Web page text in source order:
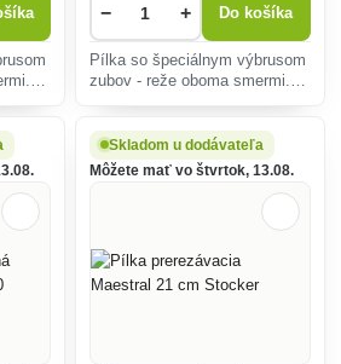
− + Do košíka
Pílka so špeciálnym výbrusom
zubov - reže oboma smermi.
Skladom u dodávateľa
Môžete mať vo štvrtok, 13.08.